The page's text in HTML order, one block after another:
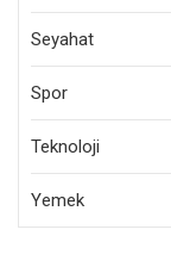
Seyahat
Spor
Teknoloji
Yemek